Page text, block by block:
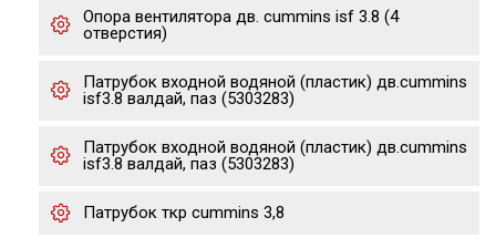
Опора вентилятора дв. cummins isf 3.8 (4
отверстия)
Патрубок входной водяной (пластик) дв.cummins
isf3.8 валдай, паз (5303283)
Патрубок входной водяной (пластик) дв.cummins
isf3.8 валдай, паз (5303283)
Патрубок ткр cummins 3,8